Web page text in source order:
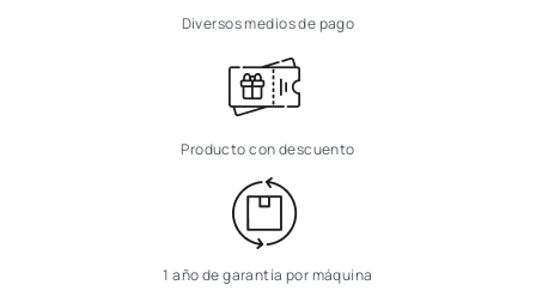
Diversos medios de pago
Producto con descuento
1 año de garantía por máquina